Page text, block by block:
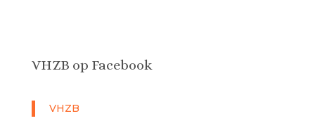
VHZB op Facebook
VHZB